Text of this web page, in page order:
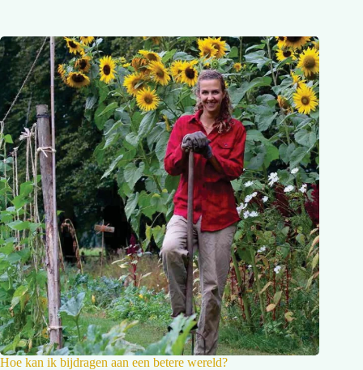
Hoe kan ik bijdragen aan een betere wereld?